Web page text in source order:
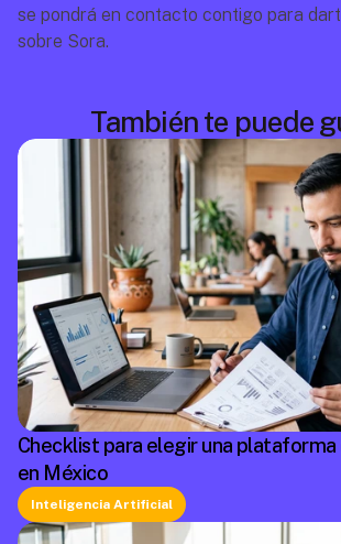
se pondrá en contacto contigo para
sobre Sora.
También te puede
Checklist para elegir una
en México
Inteligencia Artificial